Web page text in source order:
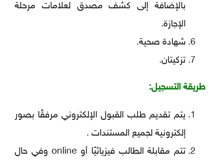
بالإضافة إلى كشف مصدق لعلامات مرحلة
الإجازة.
شهادة صحية.
تزكيتان.
طريقة التسجيل:
يتم تقديم طلب القبول الإلكتروني مرفقًا بصور
إلكترونية لجميع المستندات .
تتم مقابلة الطالب فيزيائيًا أو online وفي حال